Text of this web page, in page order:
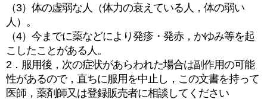
（3）体の虚弱な人（体力の衰えている人，体の弱い
人）。
（4）今までに薬などにより発疹・発赤，かゆみ等を起
こしたことがある人。
2．服用後，次の症状があらわれた場合は副作用の可能
性があるので，直ちに服用を中止し，この文書を持って
医師，薬剤師又は登録販売者に相談してください